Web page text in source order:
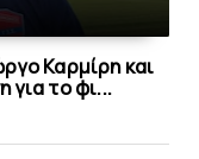
Καρμίρη και
για το φι...